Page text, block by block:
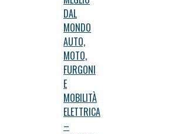
DAL
MONDO
AUTO,
MOTO,
FURGONI
E
MOBILITÀ
ELETTRICA
–